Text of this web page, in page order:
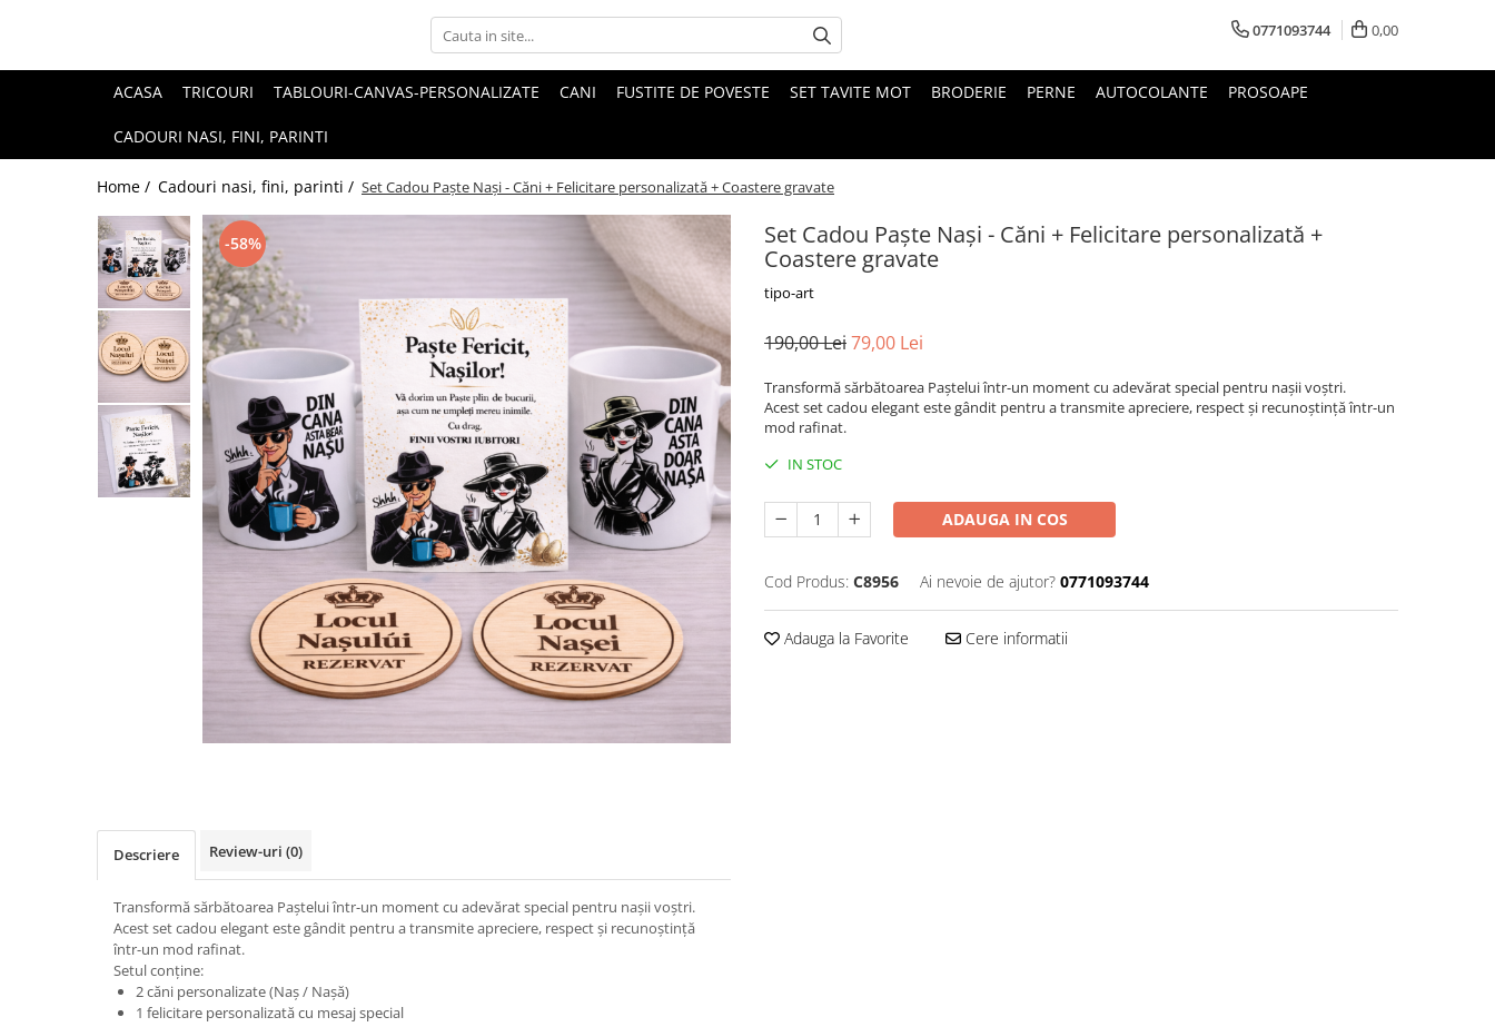
0771093744 0,00
ACASA TRICOURI TABLOURI-CANVAS-PERSONALIZATE CANI FUSTITE DE POVESTE SET TAVITE MOT BRODERIE PERNE AUTOCOLANTE PROSOAPE
CADOURI NASI, FINI, PARINTI
Home / Cadouri nasi, fini, parinti / Set Cadou Paște Nași - Căni + Felicitare personalizată + Coastere gravate
Set Cadou Paște Nași - Căni + Felicitare personalizată +
Coastere gravate
tipo-art
-58%
190,00 Lei79,00 Lei
Transformă sărbătoarea Paștelui într-un moment cu adevărat special pentru nașii voștri.
Acest set cadou elegant este gândit pentru a transmite apreciere, respect și recunoștință într-un
mod rafinat.
IN STOC
ADAUGA IN COS
Cod Produs: C8956 Ai nevoie de ajutor? 0771093744
Adauga la Favorite Cere informatii
Descriere Review-uri (0)
Transformă sărbătoarea Paștelui într-un moment cu adevărat special pentru nașii voștri.
Acest set cadou elegant este gândit pentru a transmite apreciere, respect și recunoștință
într-un mod rafinat.
Setul conține:
2 căni personalizate (Naș / Nașă)
1 felicitare personalizată cu mesaj special